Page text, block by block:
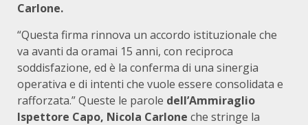
Carlone.
“Questa firma rinnova un accordo istituzionale che
va avanti da oramai 15 anni, con reciproca
soddisfazione, ed è la conferma di una sinergia
operativa e di intenti che vuole essere consolidata e
rafforzata.” Queste le parole dell’Ammiraglio
Ispettore Capo, Nicola Carlone che stringe la